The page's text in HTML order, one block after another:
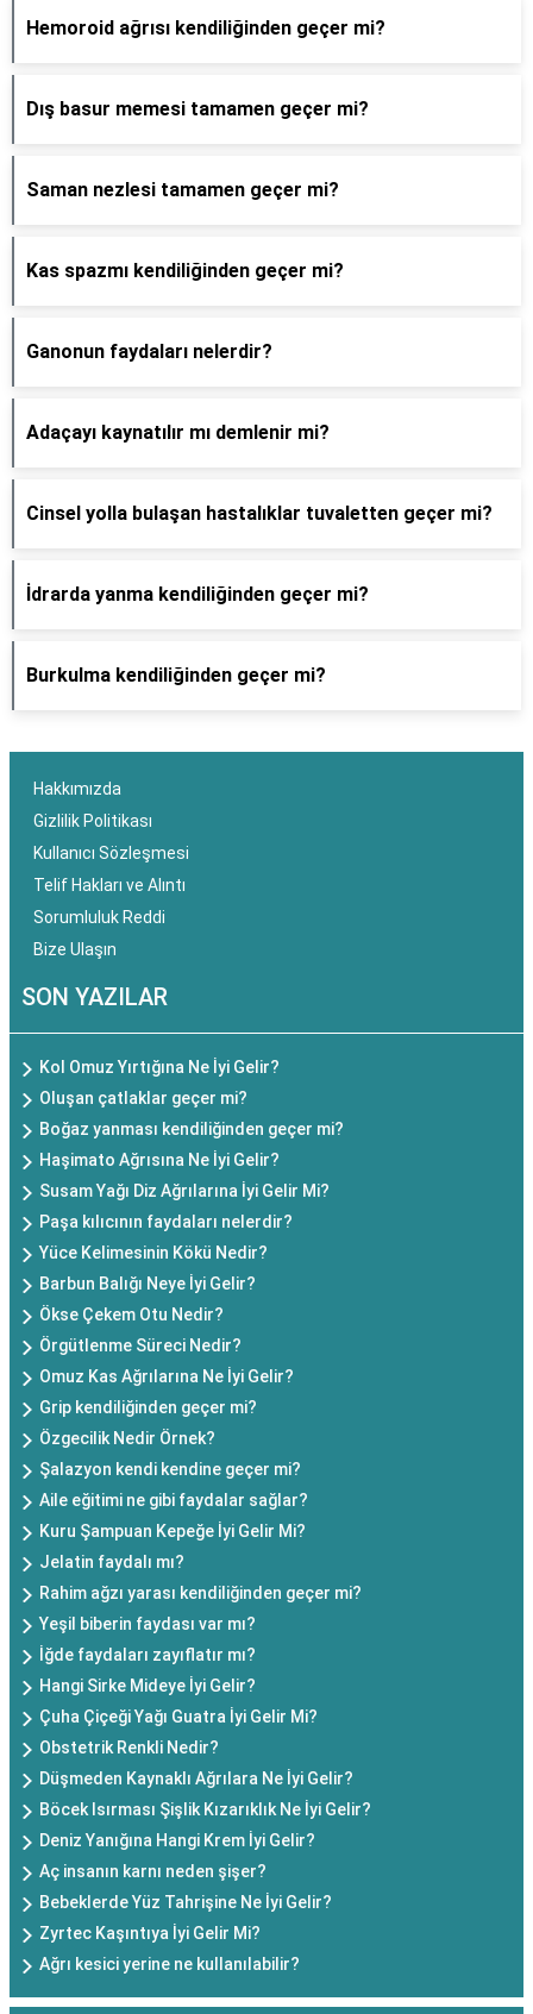
Hemoroid ağrısı kendiliğinden geçer mi?
Dış basur memesi tamamen geçer mi?
Saman nezlesi tamamen geçer mi?
Kas spazmı kendiliğinden geçer mi?
Ganonun faydaları nelerdir?
Adaçayı kaynatılır mı demlenir mi?
Cinsel yolla bulaşan hastalıklar tuvaletten geçer mi?
İdrarda yanma kendiliğinden geçer mi?
Burkulma kendiliğinden geçer mi?
Hakkımızda
Gizlilik Politikası
Kullanıcı Sözleşmesi
Telif Hakları ve Alıntı
Sorumluluk Reddi
Bize Ulaşın
SON YAZILAR
Kol Omuz Yırtığına Ne İyi Gelir?
Oluşan çatlaklar geçer mi?
Boğaz yanması kendiliğinden geçer mi?
Haşimato Ağrısına Ne İyi Gelir?
Susam Yağı Diz Ağrılarına İyi Gelir Mi?
Paşa kılıcının faydaları nelerdir?
Yüce Kelimesinin Kökü Nedir?
Barbun Balığı Neye İyi Gelir?
Ökse Çekem Otu Nedir?
Örgütlenme Süreci Nedir?
Omuz Kas Ağrılarına Ne İyi Gelir?
Grip kendiliğinden geçer mi?
Özgecilik Nedir Örnek?
Şalazyon kendi kendine geçer mi?
Aile eğitimi ne gibi faydalar sağlar?
Kuru Şampuan Kepeğe İyi Gelir Mi?
Jelatin faydalı mı?
Rahim ağzı yarası kendiliğinden geçer mi?
Yeşil biberin faydası var mı?
İğde faydaları zayıflatır mı?
Hangi Sirke Mideye İyi Gelir?
Çuha Çiçeği Yağı Guatra İyi Gelir Mi?
Obstetrik Renkli Nedir?
Düşmeden Kaynaklı Ağrılara Ne İyi Gelir?
Böcek Isırması Şişlik Kızarıklık Ne İyi Gelir?
Deniz Yanığına Hangi Krem İyi Gelir?
Aç insanın karnı neden şişer?
Bebeklerde Yüz Tahrişine Ne İyi Gelir?
Zyrtec Kaşıntıya İyi Gelir Mi?
Ağrı kesici yerine ne kullanılabilir?